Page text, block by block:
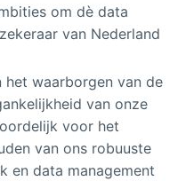
om dè data
van Nederland
waarborgen van de
van onze
voor het
van ons robuuste
en data management